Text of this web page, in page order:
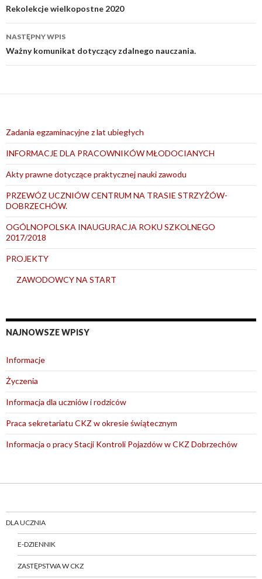
wpisu
Rekolekcje wielkopostne 2020
NASTĘPNY WPIS
Ważny komunikat dotyczący zdalnego nauczania.
Zadania egzaminacyjne z lat ubiegłych
INFORMACJE DLA PRACOWNIKÓW MŁODOCIANYCH
Akty prawne dotyczące praktycznej nauki zawodu
PRZEWÓZ UCZNIÓW CENTRUM NA TRASIE STRZYŻÓW-
DOBRZECHÓW.
OGÓLNOPOLSKA INAUGURACJA ROKU SZKOLNEGO
2017/2018
PROJEKTY
ZAWODOWCY NA START
NAJNOWSZE WPISY
Informacje
Życzenia
Informacja dla uczniów i rodziców
Praca sekretariatu CKZ w okresie świątecznym
Informacja o pracy Stacji Kontroli Pojazdów w CKZ Dobrzechów
DLA UCZNIA
E-DZIENNIK
ZASTĘPSTWA W CKZ